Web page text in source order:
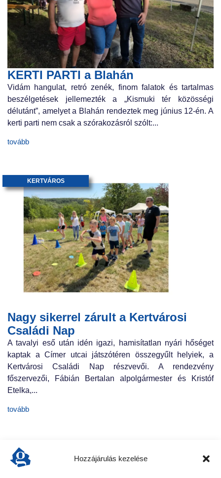
Hozzájárulás kezelése
KERTI PARTI a Blahán
Vidám hangulat, retró zenék, finom falatok és tartalmas
beszélgetések jellemezték a „Kismuki tér közösségi
délutánt”, amelyet a Blahán rendeztek meg június 12-én. A
kerti parti nem csak a szórakozásról szólt:...
tovább
Nagy sikerrel zárult a Kertvárosi
Családi Nap
KERTVÁROS
A tavalyi eső után idén igazi, hamisítatlan nyári hőséget
kaptak a Címer utcai játszótéren összegyűlt helyiek, a
Kertvárosi Családi Nap részvevői. A rendezvény
főszervezői, Fábián Bertalan alpolgármester és Kristóf
Etelka,...
tovább